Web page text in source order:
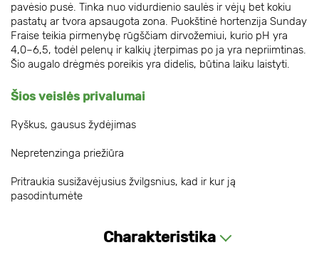
pavėsio pusė. Tinka nuo vidurdienio saulės ir vėjų bet kokiu
pastatų ar tvora apsaugota zona. Puokštinė hortenzija Sunday
Fraise teikia pirmenybę rūgščiam dirvožemiui, kurio pH yra
4,0–6,5, todėl pelenų ir kalkių įterpimas po ja yra nepriimtinas.
Šio augalo drėgmės poreikis yra didelis, būtina laiku laistyti.
Šios veislės privalumai
Ryškus, gausus žydėjimas
Nepretenzinga priežiūra
Pritraukia susižavėjusius žvilgsnius, kad ir kur ją
pasodintumėte
Charakteristika